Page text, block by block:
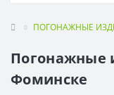
ПОГОНАЖНЫЕ
Погонажные
Фоминске